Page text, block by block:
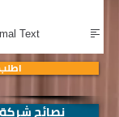
Text
نصائح شركة